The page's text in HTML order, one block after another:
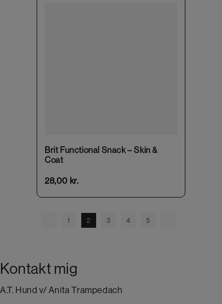
Brit Functional Snack – Skin &
Coat
28,00 kr.
1 2 3 4 5
Kontakt mig
A.T. Hund v/ Anita Trampedach